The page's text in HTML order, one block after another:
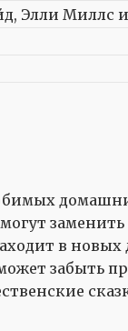
Элли Миллс
в
забыть